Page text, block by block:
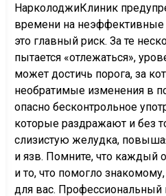
НарколоджиКлиник
времени на
это главный риск. За те
пытается «отлежаться»,
может достичь порога, за
необратимые изменения в
опасно бесконтрольное
которые раздражают и без
слизистую желудка,
и язв. Помните, что каждый
и то, что помогло
для вас. Профессиональный